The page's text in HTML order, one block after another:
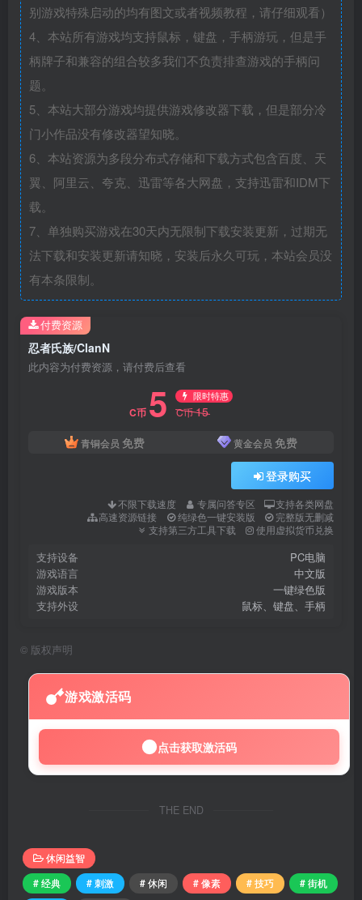
别游戏特殊启动的均有图文或者视频教程，请仔细观看）
4、本站所有游戏均支持鼠标，键盘，手柄游玩，但是手
柄牌子和兼容的组合较多我们不负责排查游戏的手柄问
题。
5、本站大部分游戏均提供游戏修改器下载，但是部分冷
门小作品没有修改器望知晓。
6、本站资源为多段分布式存储和下载方式包含百度、天
翼、阿里云、夸克、迅雷等各大网盘，支持迅雷和IDM下
载。
7、单独购买游戏在30天内无限制下载安装更新，过期无
法下载和安装更新请知晓，安装后永久可玩，本站会员没
有本条限制。
忍者氏族/ClanN
此内容为付费资源，请付费后查看
C币 5 限时特惠
C币15
青铜会员 免费 黄金会员 免费
登录购买
不限下载速度 专属问答专区
支持各类网盘
高速资源链接
纯绿色一键安装版
完整版无删减
支持第三方工具下载
使用虚拟货币兑换
支持设备
PC电脑
游戏语言
中文版
游戏版本
一键绿色版
支持外设
鼠标、键盘、手柄
付费资源
© 版权声明
游戏激活码
点击获取激活码
THE END
休闲益智
# 经典
# 刺激 # 休闲 # 像素 # 技巧
# 街机